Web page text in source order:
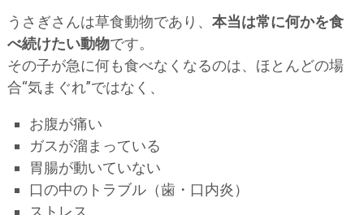
うさぎさんは草食動物であり、 本当は常に何かを食
べ続けたい動物です。
その子が急に何も食べなくなるのは、ほとんどの場
合“気まぐれ”ではなく、
お腹が痛い
ガスが溜まっている
胃腸が動いていない
口の中のトラブル（歯・口内炎）